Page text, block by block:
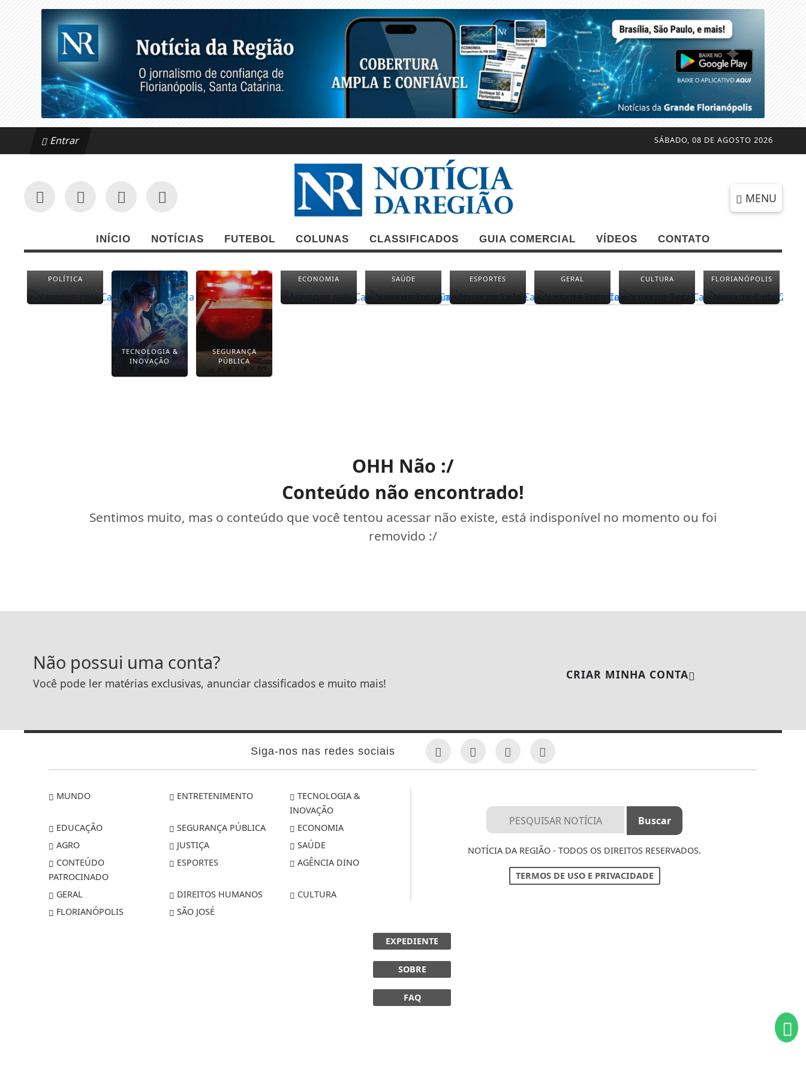
Entrar SÁBADO, 08 DE AGOSTO 2026
MENU
INÍCIO NOTÍCIAS FUTEBOL COLUNAS CLASSIFICADOS GUIA COMERCIAL VÍDEOS CONTATO
POLÍTICA
TECNOLOGIA &
INOVAÇÃO
SEGURANÇA
PÚBLICA
ECONOMIA SAÚDE ESPORTES GERAL CULTURA FLORIANÓPOLIS
OHH Não :/
Conteúdo não encontrado!
Sentimos muito, mas o conteúdo que você tentou acessar não existe, está indisponível no momento ou foi
removido :/
Não possui uma conta?
Você pode ler matérias exclusivas, anunciar classificados e muito mais!
CRIAR MINHA CONTA
Siga-nos nas redes sociais
MUNDO ENTRETENIMENTO
TECNOLOGIA &
INOVAÇÃO
EDUCAÇÃO
SEGURANÇA PÚBLICA
ECONOMIA
AGRO
JUSTIÇA
SAÚDE
CONTEÚDO
PATROCINADO
ESPORTES AGÊNCIA DINO
GERAL DIREITOS HUMANOS
CULTURA
FLORIANÓPOLIS
SÃO JOSÉ
NOTÍCIA DA REGIÃO - TODOS OS DIREITOS RESERVADOS.
TERMOS DE USO E PRIVACIDADE
EXPEDIENTE
SOBRE
FAQ